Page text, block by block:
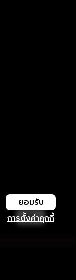
การตั้งค่าคุกกี้
ยอมรับ
เปิด